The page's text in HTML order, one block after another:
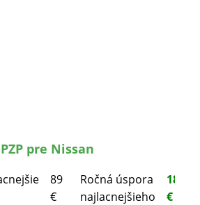
pre Nissan
89
€
Ročná úspora
najlacnejšieho
18
€